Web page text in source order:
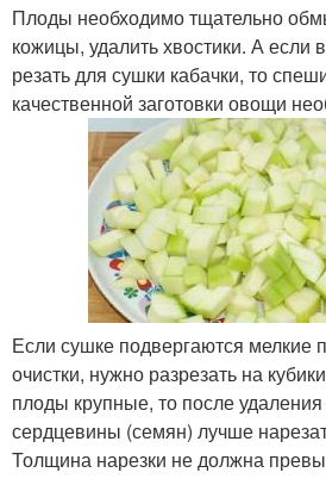
Плоды необходимо тщательно
кожицы, удалить хвостики. А если
резать для сушки кабачки, то
качественной заготовки овощи
Если сушке подвергаются мелкие
очистки, нужно разрезать на
плоды крупные, то после
сердцевины (семян) лучше
Толщина нарезки не должна